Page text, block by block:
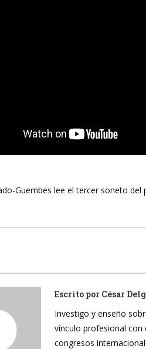
Guembes lee el tercer soneto
Escrito por César
Investigo y enseño
vínculo profesional con
congresos